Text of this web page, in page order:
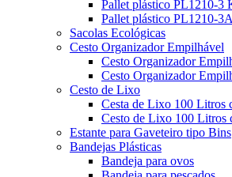
Pallet plástico PL1210-3
Pallet plástico PL1210-3A
Sacolas Ecológicas
Cesto Organizador Empilhável
Cesto Organizador
Cesto Organizador
Cesto de Lixo
Cesta de Lixo 100 Litros
Cesto de Lixo 100 Litros
Estante para Gaveteiro tipo Bins
Bandejas Plásticas
Bandeja para ovos